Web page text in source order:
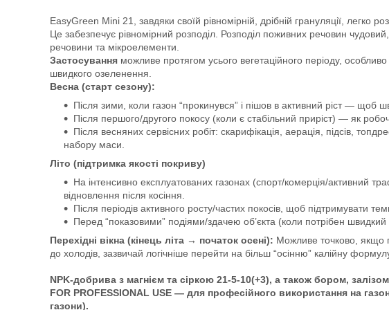
EasyGreen Mini 21, завдяки своїй рівномірній, дрібній грануляції, легко
Це забезпечує рівномірний розподіл. Розподіл поживних речовин
речовини та мікроелементи.
Застосування можливе протягом усього вегетаційного періоду,
швидкого озеленення.
Весна (старт сезону):
Після зими, коли газон “прокинувся” і пішов в активний ріст — щоб
Після першого/другого покосу (коли є стабільний приріст) — як
Після весняних сервісних робіт: скарифікація, аерація, підсів,
набору маси.
Літо (підтримка якості покриву)
На інтенсивно експлуатованих газонах (спорт/комерція/активний
відновлення після косіння.
Після періодів активного росту/частих покосів, щоб підтримувати
Перед “показовими” подіями/здачею об’єкта (коли потрібен швидкий
Перехідні вікна (кінець літа → початок осені): Можливе точково, якщо
до холодів, зазвичай логічніше перейти на більш “осінню” калійну
NPK-добрива з магнієм та сіркою 21-5-10(+3), а також бором,
FOR PROFESSIONAL USE — для професійного використання на
газони).